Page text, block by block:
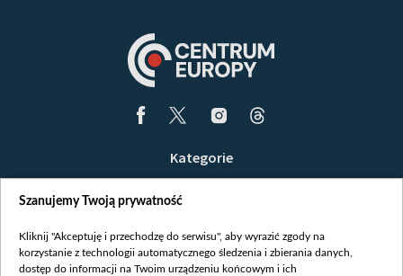
Kategorie
Opinie
Białoruś / Polska
Szanujemy Twoją prywatność
Kliknij "Akceptuję i przechodzę do serwisu", aby wyrazić zgody na
korzystanie z technologii automatycznego śledzenia i zbierania danych,
dostęp do informacji na Twoim urządzeniu końcowym i ich